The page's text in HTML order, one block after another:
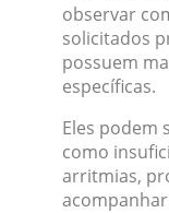
observar
solicitados
possuem
específicas.
Eles podem
como
arritmias,